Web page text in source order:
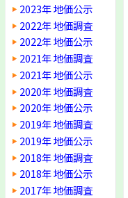
2023年 地価公示
2022年 地価調査
2022年 地価公示
2021年 地価調査
2021年 地価公示
2020年 地価調査
2020年 地価公示
2019年 地価調査
2019年 地価公示
2018年 地価調査
2018年 地価公示
2017年 地価調査